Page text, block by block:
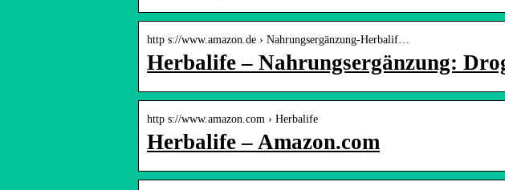
http s://www.amazon.de › Nahrungsergänzung-Herbalif…
Herbalife – Nahrungsergänzung:
http s://www.amazon.com › Herbalife
Herbalife – Amazon.com